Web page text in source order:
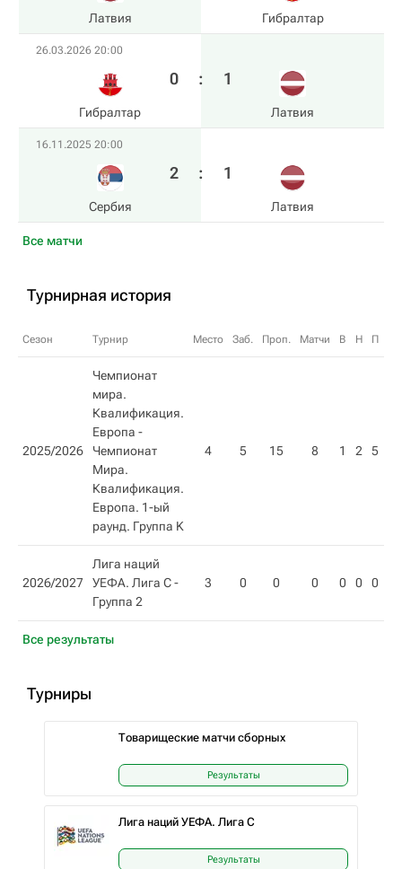
Все матчи
Латвия Гибралтар
26.03.2026 20:00
Гибралтар
0 : 1
Латвия
16.11.2025 20:00
Сербия
2 : 1
Латвия
Турнирная история
Сезон Турнир Место Заб. Проп. Матчи В Н П
2025/2026
Чемпионат
мира.
Квалификация.
Европа -
Чемпионат
Мира.
Квалификация.
Европа. 1-ый
раунд. Группа K
4 5 15 8 1 2 5
2026/2027
Лига наций
УЕФА. Лига C -
Группа 2
3 0 0 0 0 0 0
Все результаты
Турниры
Товарищеские матчи сборных
Результаты
Лига наций УЕФА. Лига C
Результаты